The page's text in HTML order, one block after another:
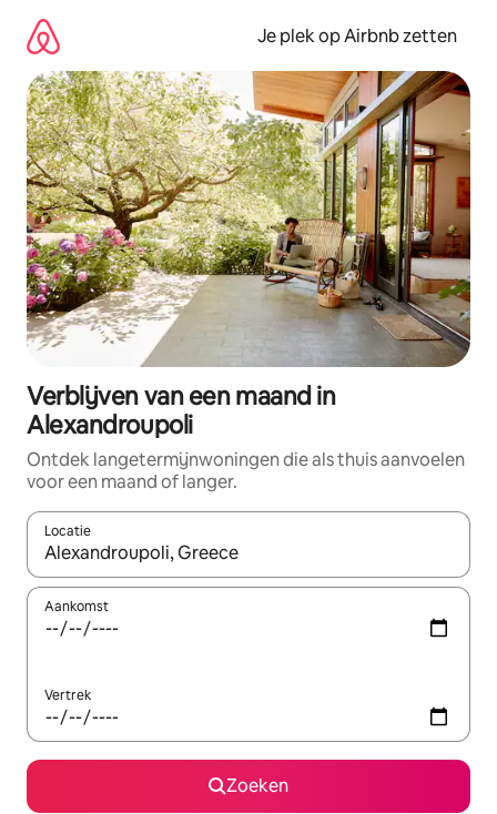
direct
naar
inhoud
Je plek op Airbnb zetten
Verblijven van een maand in
Alexandroupoli
Ontdek langetermijnwoningen die als thuis aanvoelen
voor een maand of langer.
Locatie
Wanneer er resultaten beschikbaar zijn, maak je een keuze
Aankomst
Vertrek
Zoeken